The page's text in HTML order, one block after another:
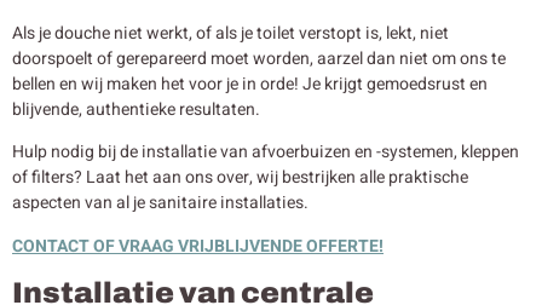
Als je douche niet werkt, of als je toilet verstopt is, lekt, niet
doorspoelt of gerepareerd moet worden, aarzel dan niet om ons te
bellen en wij maken het voor je in orde! Je krijgt gemoedsrust en
blijvende, authentieke resultaten.
Hulp nodig bij de installatie van afvoerbuizen en -systemen, kleppen
of filters? Laat het aan ons over, wij bestrijken alle praktische
aspecten van al je sanitaire installaties.
CONTACT OF VRAAG VRIJBLIJVENDE OFFERTE!
Installatie van centrale